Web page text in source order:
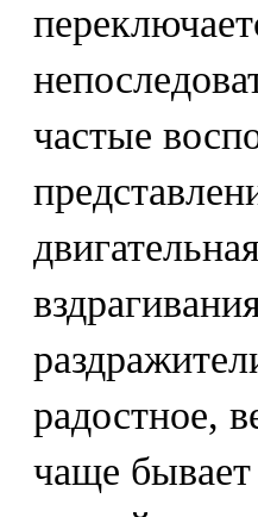
частые
радостное,
чаще